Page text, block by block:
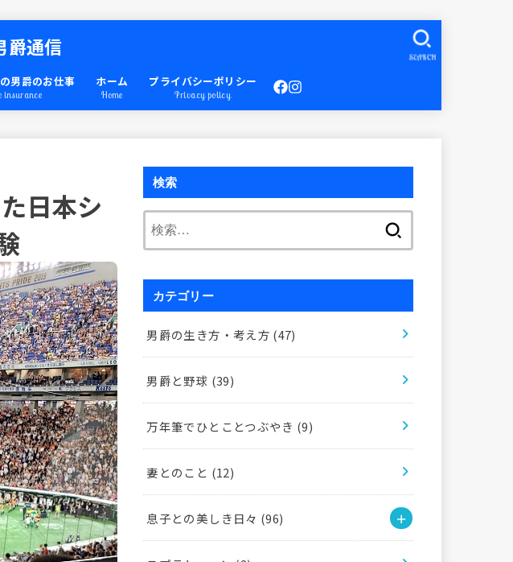
爵通信
男爵のお仕事
insurance
ホーム
Home
プライバシーポリシー
Privacy policy
SEARCH
日本シ
検索
カテゴリー
男爵の生き方・考え方 (47)
男爵と野球 (39)
万年筆でひとことつぶやき (9)
妻とのこと (12)
息子との美しき日々 (96)